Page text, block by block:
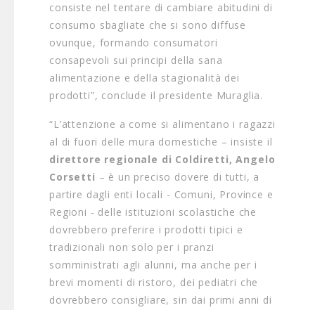
consiste nel tentare di cambiare abitudini di
consumo sbagliate che si sono diffuse
ovunque, formando consumatori
consapevoli sui principi della sana
alimentazione e della stagionalità dei
prodotti”, conclude il presidente Muraglia.
“L’attenzione a come si alimentano i ragazzi
al di fuori delle mura domestiche – insiste il
direttore regionale di Coldiretti, Angelo
Corsetti – è un preciso dovere di tutti, a
partire dagli enti locali - Comuni, Province e
Regioni - delle istituzioni scolastiche che
dovrebbero preferire i prodotti tipici e
tradizionali non solo per i pranzi
somministrati agli alunni, ma anche per i
brevi momenti di ristoro, dei pediatri che
dovrebbero consigliare, sin dai primi anni di